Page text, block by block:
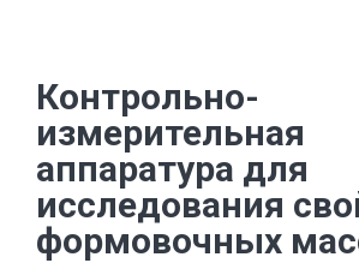
Контрольно-
измерительная
аппаратура для
исследования
формовочных